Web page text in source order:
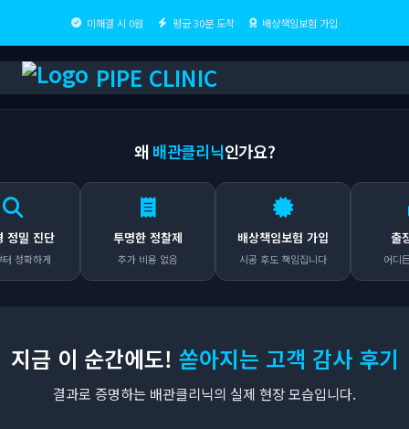
미해결 시 0원 평균 30분 도착 배상책임보험 가입
PIPE CLINIC
왜 배관클리닉인가요?
단
게
투명한 정찰제
추가 비용 없음
배상책임보험 가입
시공 후도 책임집니다
출장비 0
어디든 무료
지금 이 순간에도! 쏟아지는 고객 감사 후기
결과로 증명하는 배관클리닉의 실제 현장 모습입니다.